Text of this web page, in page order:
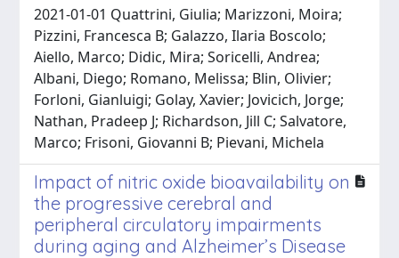
2021-01-01 Quattrini, Giulia; Marizzoni, Moira;
Pizzini, Francesca B; Galazzo, Ilaria Boscolo;
Aiello, Marco; Didic, Mira; Soricelli, Andrea;
Albani, Diego; Romano, Melissa; Blin, Olivier;
Forloni, Gianluigi; Golay, Xavier; Jovicich, Jorge;
Nathan, Pradeep J; Richardson, Jill C; Salvatore,
Marco; Frisoni, Giovanni B; Pievani, Michela
Impact of nitric oxide bioavailability on
the progressive cerebral and
peripheral circulatory impairments
during aging and Alzheimer’s Disease